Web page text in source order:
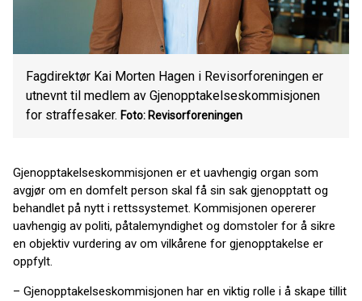
Fagdirektør Kai Morten Hagen i Revisorforeningen er
utnevnt til medlem av Gjenopptakelseskommisjonen
for straffesaker. Foto: Revisorforeningen
Gjenopptakelseskommisjonen er et uavhengig organ som
avgjør om en domfelt person skal få sin sak gjenopptatt og
behandlet på nytt i rettssystemet. Kommisjonen opererer
uavhengig av politi, påtalemyndighet og domstoler for å sikre
en objektiv vurdering av om vilkårene for gjenopptakelse er
oppfylt.
– Gjenopptakelseskommisjonen har en viktig rolle i å skape tillit